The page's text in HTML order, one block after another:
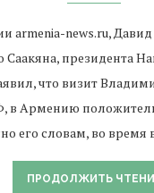
armenia-news.ru, Давид
Саакяна, президента
что визит
в Армению
его словам, во время
ПРОДОЛЖИТЬ